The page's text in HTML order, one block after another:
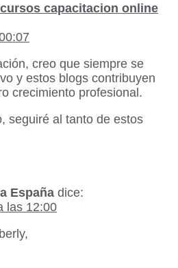
capacitacion online
creo que siempre se
y estos blogs contribuyen
crecimiento profesional.
seguiré al tanto de estos
España dice:
las 12:00